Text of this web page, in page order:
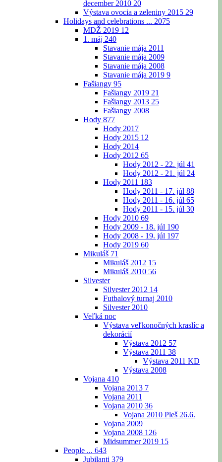
december 2010 20
Výstava ovocia a zeleniny 2015 29
Holidays and celebrations ... 2075
MDŽ 2019 12
1. máj 240
Stavanie mája 2011
Stavanie mája 2009
Stavanie mája 2008
Stavanie mája 2019 9
Fašiangy 95
Fašiangy 2019 21
Fašiangy 2013 25
Fašiangy 2008
Hody 877
Hody 2017
Hody 2015 12
Hody 2014
Hody 2012 65
Hody 2012 - 22. júl 41
Hody 2012 - 21. júl 24
Hody 2011 183
Hody 2011 - 17. júl 88
Hody 2011 - 16. júl 65
Hody 2011 - 15. júl 30
Hody 2010 69
Hody 2009 - 18. júl 190
Hody 2008 - 19. júl 197
Hody 2019 60
Mikuláš 71
Mikuláš 2012 15
Mikuláš 2010 56
Silvester
Silvester 2012 14
Futbalový turnaj 2010
Silvester 2010
Veľká noc
Výstava veľkonočných kraslíc a
dekorácií
Výstava 2012 57
Výstava 2011 38
Výstava 2011 KD
Výstava 2008
Vojana 410
Vojana 2013 7
Vojana 2011
Vojana 2010 36
Vojana 2010 Pleš 26.6.
Vojana 2009
Vojana 2008 126
Midsummer 2019 15
People ... 643
Jubilanti 379